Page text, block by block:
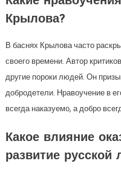
Крылова?
В баснях Крылова часто
своего времени. Автор
другие пороки людей. Он
добродетели. Нравоучение в
всегда наказуемо, а добро
Какое влияние
развитие русской